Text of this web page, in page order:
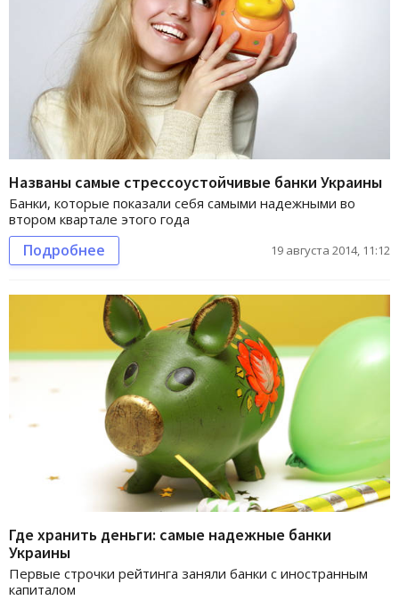
Названы самые стрессоустойчивые банки Украины
Банки, которые показали себя самыми надежными во
втором квартале этого года
Подробнее 19 августа 2014, 11:12
Где хранить деньги: самые надежные банки
Украины
Первые строчки рейтинга заняли банки с иностранным
капиталом